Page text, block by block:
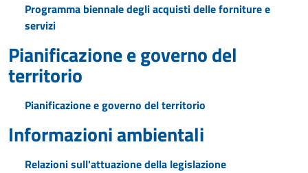
Programma biennale degli acquisti delle forniture e
servizi
Pianificazione e governo del
territorio
Pianificazione e governo del territorio
Informazioni ambientali
Relazioni sull'attuazione della legislazione